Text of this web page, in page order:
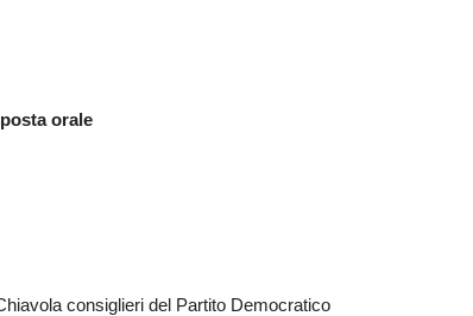
orale
consiglieri del Partito Democratico